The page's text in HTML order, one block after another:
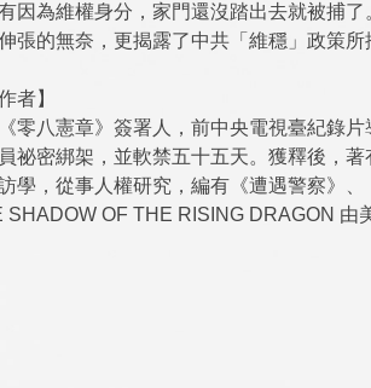
因為維權身分，家門還沒踏出去就被捕
張的無奈，更揭露了中共「維穩」政策所
者】
零八憲章》簽署人，前中央電視臺紀錄
祕密綁架，並軟禁五十五天。獲釋後，
學，從事人權研究，編有《遭遇警察》
SHADOW OF THE RISING DRAGON 由